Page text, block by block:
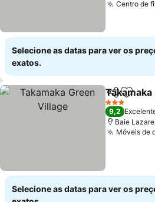
Centro de
Selecione as datas para ver os
exatos.
Partilhar
3 Estrelas
9,2
Baie
Móveis de
Selecione as datas para ver os